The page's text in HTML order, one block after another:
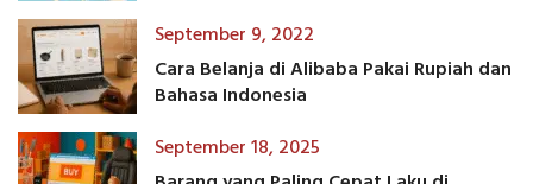
September 9, 2022
Cara Belanja di Alibaba Pakai Rupiah dan
Bahasa Indonesia
September 18, 2025